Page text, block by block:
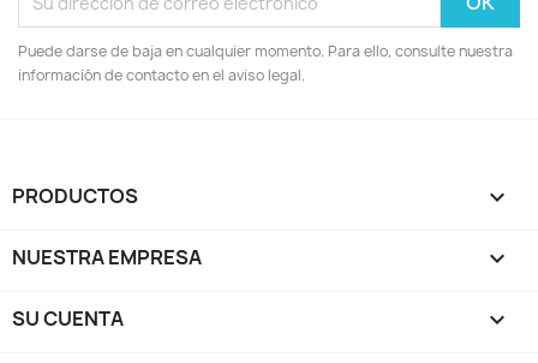
Puede darse de baja en cualquier momento. Para ello, consulte nuestra
información de contacto en el aviso legal.
PRODUCTOS 
NUESTRA EMPRESA 
SU CUENTA 